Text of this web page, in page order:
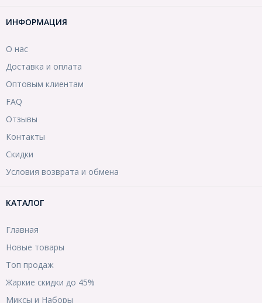
ИНФОРМАЦИЯ
О нас
Доставка и оплата
Оптовым клиентам
FAQ
Отзывы
Контакты
Скидки
Условия возврата и обмена
КАТАЛОГ
Главная
Новые товары
Топ продаж
Жаркие скидки до 45%
Миксы и Наборы